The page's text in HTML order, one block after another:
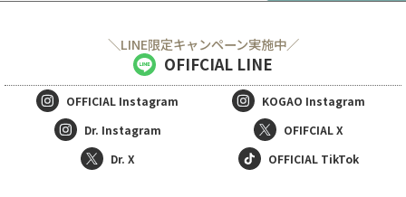
＼LINE限定キャンペーン実施中／
OFIFCIAL LINE
OFFICIAL Instagram KOGAO Instagram
Dr. Instagram
OFIFCIAL X
Dr. X
OFFICIAL TikTok